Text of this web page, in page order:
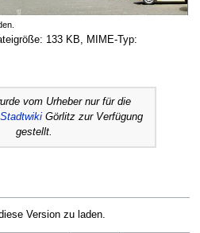
133 KB, MIME-Typ:
vom Urheber nur für die
StadtwikiGörlitz zur Verfügung
gestellt.
Version zu laden.